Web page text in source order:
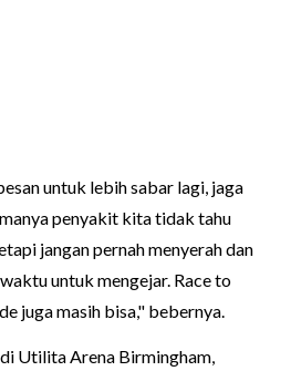
untuk lebih sabar lagi, jaga
penyakit kita tidak tahu
jangan pernah menyerah dan
untuk mengejar. Race to
juga masih bisa," bebernya.
Utilita Arena Birmingham,